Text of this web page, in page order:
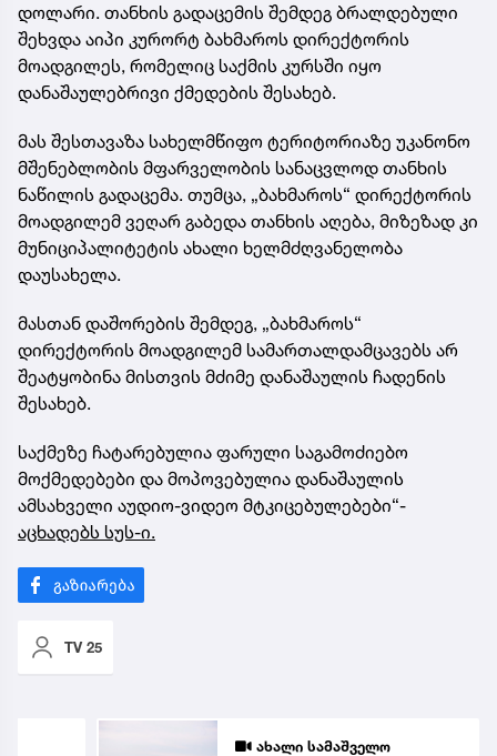
დოლარი. თანხის გადაცემის შემდეგ ბრალდებული
შეხვდა აიპი კურორტ ბახმაროს დირექტორის
მოადგილეს, რომელიც საქმის კურსში იყო
დანაშაულებრივი ქმედების შესახებ.
მას შესთავაზა სახელმწიფო ტერიტორიაზე უკანონო
მშენებლობის მფარველობის სანაცვლოდ თანხის
ნაწილის გადაცემა. თუმცა, „ბახმაროს“ დირექტორის
მოადგილემ ვეღარ გაბედა თანხის აღება, მიზეზად კი
მუნიციპალიტეტის ახალი ხელმძღვანელობა
დაუსახელა.
მასთან დაშორების შემდეგ, „ბახმაროს“
დირექტორის მოადგილემ სამართალდამცავებს არ
შეატყობინა მისთვის მძიმე დანაშაულის ჩადენის
შესახებ.
საქმეზე ჩატარებულია ფარული საგამოძიებო
მოქმედებები და მოპოვებულია დანაშაულის
ამსახველი აუდიო-ვიდეო მტკიცებულებები“-
აცხადებს სუს-ი.
TV 25
ახალი სამაშველო